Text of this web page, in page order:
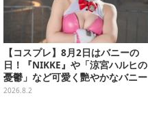
【コスプレ】8月2日はバニーの
日！『NIKKE』や「涼宮ハルヒの
憂鬱」など可愛く艷やかなバニー
ガールの美女レイヤーまとめ【写
2026.8.2